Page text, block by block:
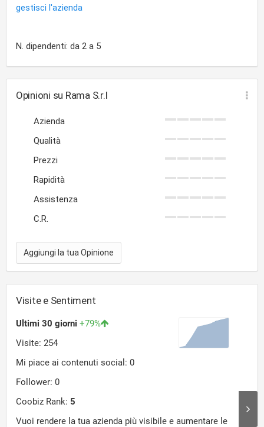
gestisci l'azienda
N. dipendenti: da 2 a 5
Opinioni su Rama S.r.l
Azienda
Qualità
Prezzi
Rapidità
Assistenza
C.R.
Aggiungi la tua Opinione
Visite e Sentiment